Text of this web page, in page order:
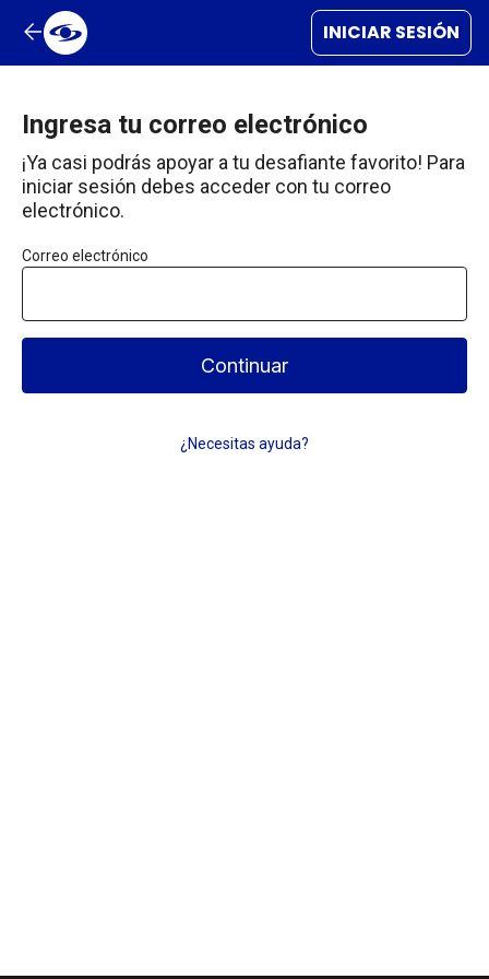
INICIAR SESIÓN
Ingresa tu correo electrónico
¡Ya casi podrás apoyar a tu desafiante favorito! Para
iniciar sesión debes acceder con tu correo
electrónico.
Correo electrónico
Continuar
¿Necesitas ayuda?